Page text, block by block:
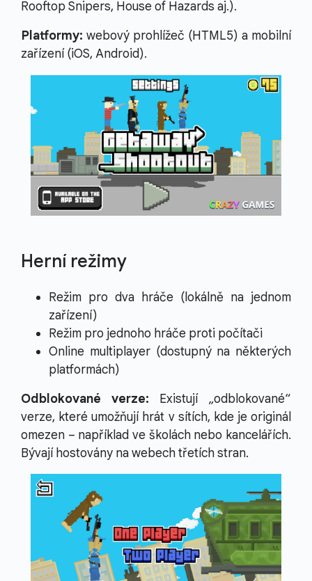
Rooftop Snipers, House of Hazards aj.).
Platformy: webový prohlížeč (HTML5) a mobilní
zařízení (iOS, Android).
Herní režimy
Režim pro dva hráče (lokálně na jednom
zařízení)
Režim pro jednoho hráče proti počítači
Online multiplayer (dostupný na některých
platformách)
Odblokované verze: Existují „odblokované“
verze, které umožňují hrát v sítích, kde je originál
omezen – například ve školách nebo kancelářích.
Bývají hostovány na webech třetích stran.